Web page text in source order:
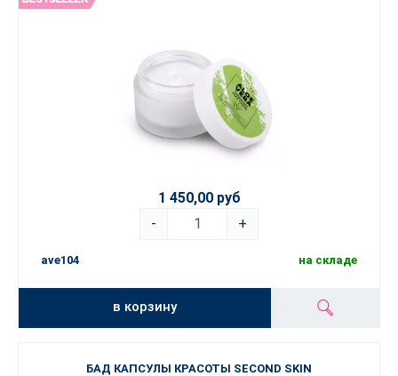
1 450,00 руб
-
+
ave104 на складе
в корзину
БАД КАПСУЛЫ КРАСОТЫ SECOND SKIN